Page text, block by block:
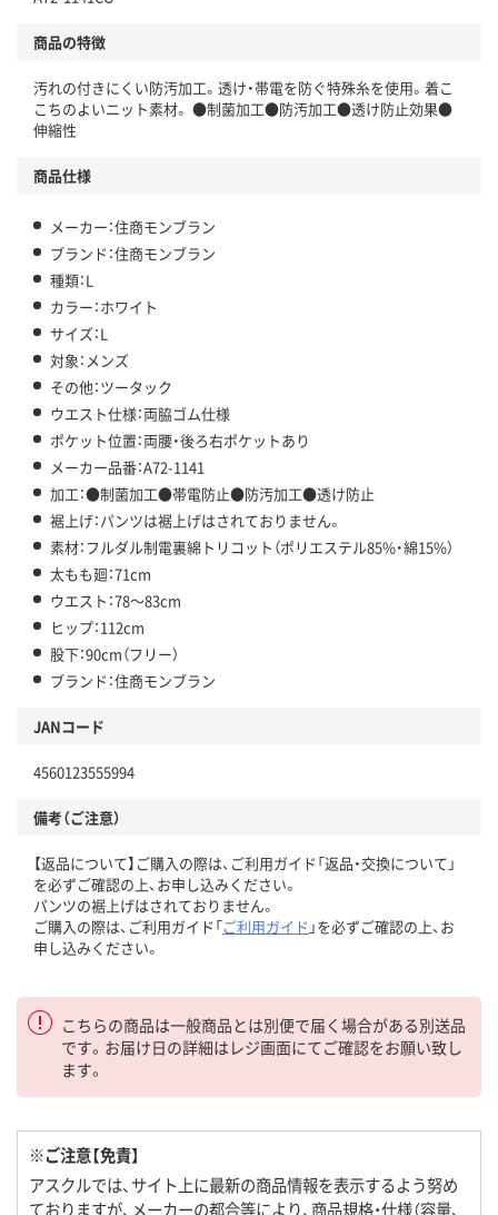
商品の特徴
汚れの付きにくい防汚加工。透け・帯電を防ぐ特殊糸を使用。着こ
こちのよいニット素材。 ●制菌加工●防汚加工●透け防止効果●
伸縮性
商品仕様
メーカー：住商モンブラン
ブランド：住商モンブラン
種類：L
カラー：ホワイト
サイズ：L
対象：メンズ
その他：ツータック
ウエスト仕様：両脇ゴム仕様
ポケット位置：両腰・後ろ右ポケットあり
メーカー品番：A72-1141
加工：●制菌加工●帯電防止●防汚加工●透け防止
裾上げ：パンツは裾上げはされておりません。
素材：フルダル制電裏綿トリコット（ポリエステル85%・綿15%）
太もも廻：71cm
ウエスト：78～83cm
ヒップ：112cm
股下：90cm（フリー）
ブランド：住商モンブラン
JANコード
4560123555994
備考（ご注意）
【返品について】ご購入の際は、ご利用ガイド「返品・交換について」
を必ずご確認の上、お申し込みください。
パンツの裾上げはされておりません。
ご購入の際は、ご利用ガイド「ご利用ガイド 」を必ずご確認の上、お
申し込みください。
こちらの商品は一般商品とは別便で届く場合がある別送品
です。お届け日の詳細はレジ画面にてご確認をお願い致し
ます。
※ご注意【免責】
アスクルでは、サイト上に最新の商品情報を表示するよう努め
ておりますが、メーカーの都合等により、商品規格・仕様（容量、